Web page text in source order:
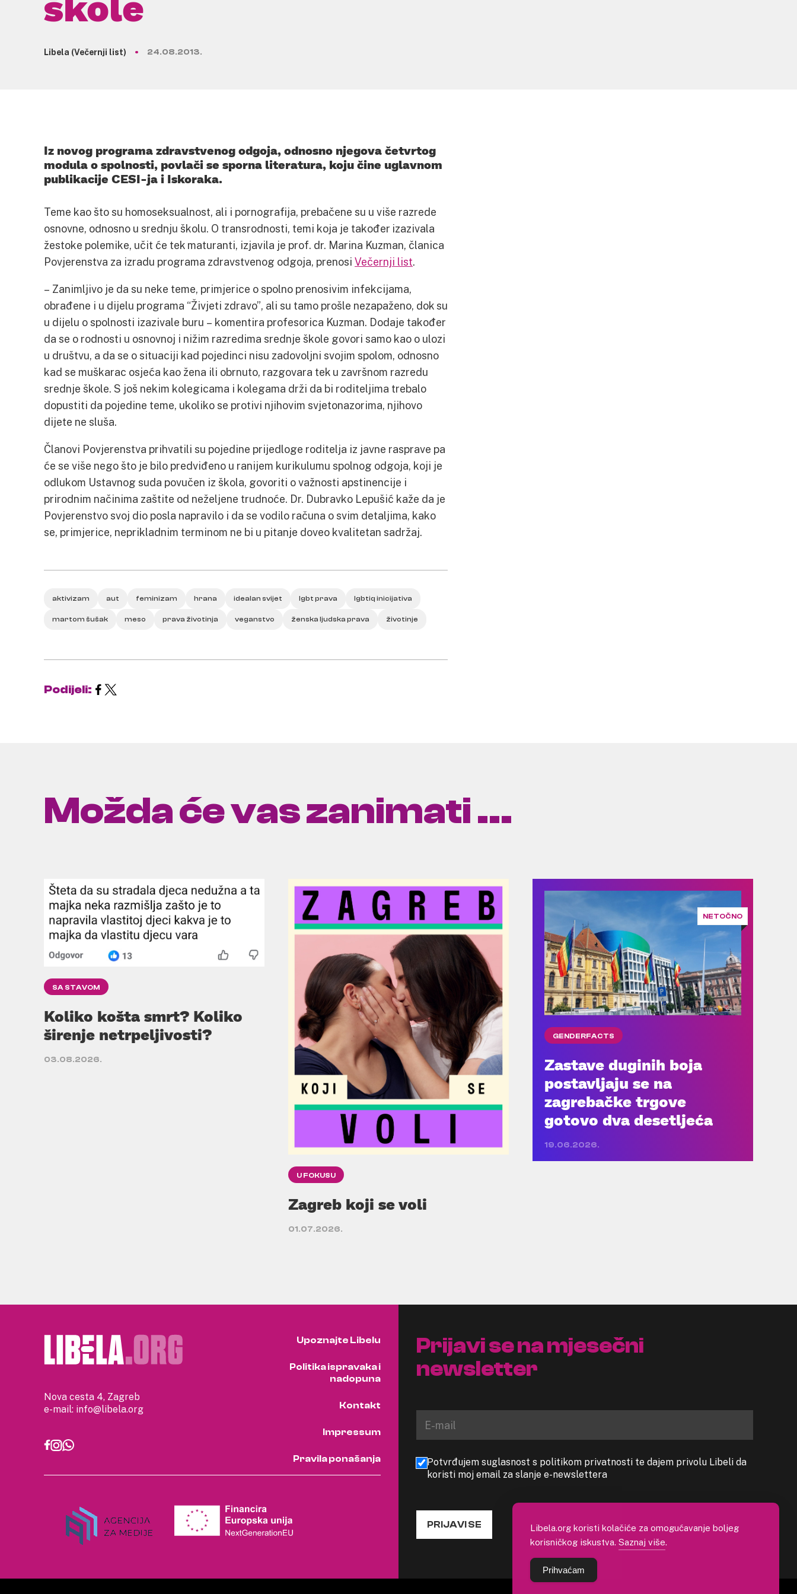
Libela (Večernji list) 24.08.2013.
Iz novog programa zdravstvenog odgoja, odnosno njegova četvrtog
modula o spolnosti, povlači se sporna literatura, koju čine uglavnom
publikacije CESI-ja i Iskoraka.
Teme kao što su homoseksualnost, ali i pornografija, prebačene su u više razrede
osnovne, odnosno u srednju školu. O transrodnosti, temi koja je također izazivala
žestoke polemike, učit će tek maturanti, izjavila je prof. dr. Marina Kuzman, članica
Povjerenstva za izradu programa zdravstvenog odgoja, prenosi Večernji list.
– Zanimljivo je da su neke teme, primjerice o spolno prenosivim infekcijama,
obrađene i u dijelu programa “Živjeti zdravo”, ali su tamo prošle nezapaženo, dok su
u dijelu o spolnosti izazivale buru – komentira profesorica Kuzman. Dodaje također
da se o rodnosti u osnovnoj i nižim razredima srednje škole govori samo kao o ulozi
u društvu, a da se o situaciji kad pojedinci nisu zadovoljni svojim spolom, odnosno
kad se muškarac osjeća kao žena ili obrnuto, razgovara tek u završnom razredu
srednje škole. S još nekim kolegicama i kolegama drži da bi roditeljima trebalo
dopustiti da pojedine teme, ukoliko se protivi njihovim svjetonazorima, njihovo
dijete ne sluša.
Članovi Povjerenstva prihvatili su pojedine prijedloge roditelja iz javne rasprave pa
će se više nego što je bilo predviđeno u ranijem kurikulumu spolnog odgoja, koji je
odlukom Ustavnog suda povučen iz škola, govoriti o važnosti apstinencije i
prirodnim načinima zaštite od neželjene trudnoće. Dr. Dubravko Lepušić kaže da je
Povjerenstvo svoj dio posla napravilo i da se vodilo računa o svim detaljima, kako
se, primjerice, neprikladnim terminom ne bi u pitanje doveo kvalitetan sadržaj.
aktivizam aut feminizam hrana idealan svijet lgbt prava lgbtiq inicijativa
martom šušak meso prava životinja veganstvo ženska ljudska prava životinje
Podijeli:
Možda će vas zanimati ...
SA STAVOM
Koliko košta smrt? Koliko
širenje netrpeljivosti?
03.08.2026.
U FOKUSU
Zagreb koji se voli
01.07.2026.
NETOČNO
GENDERFACTS
Zastave duginih boja
postavljaju se na
zagrebačke trgove
gotovo dva desetljeća
19.06.2026.
Nova cesta 4, Zagreb
e-mail: info@libela.org
Upoznajte Libelu
Politika ispravaka i
nadopuna
Kontakt
Impressum
Pravila ponašanja
Prijavi se na mjesečni
newsletter
Potvrđujem suglasnost s politikom privatnosti te dajem privolu Libeli da
koristi moj email za slanje e-newslettera
PRIJAVI SE
Libela.org koristi kolačiće za omogućavanje boljeg
korisničkog iskustva. Saznaj više.
Prihvaćam